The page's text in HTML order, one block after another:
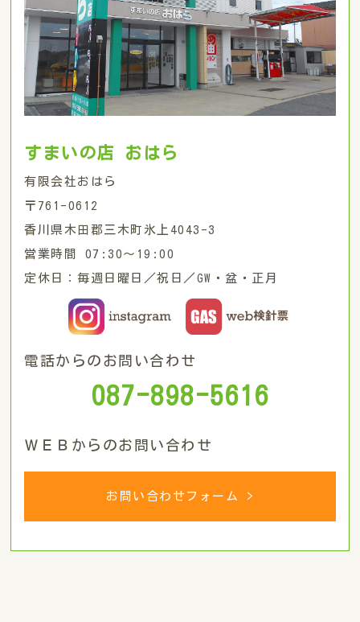
すまいの店 おはら
有限会社おはら
〒761-0612
香川県木田郡三木町氷上4043-3
営業時間 07:30〜19:00
定休日：毎週日曜日／祝日／GW・盆・正月
電話からのお問い合わせ
087-898-5616
ＷＥＢからのお問い合わせ
お問い合わせフォーム >